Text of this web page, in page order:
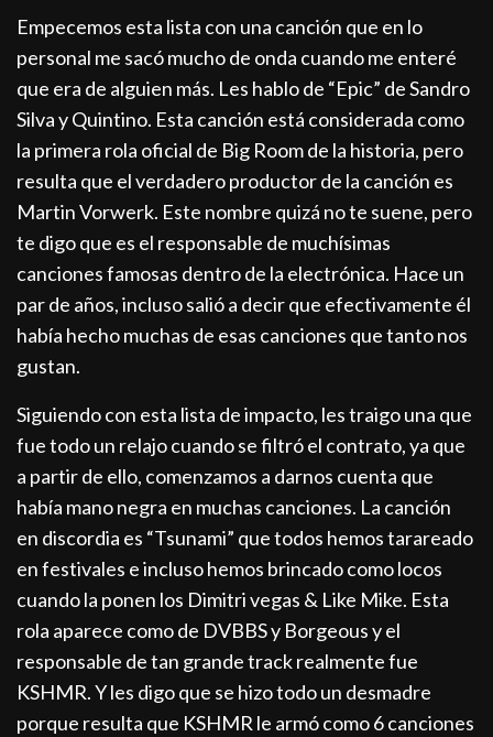
Empecemos esta lista con una canción que en lo
personal me sacó mucho de onda cuando me enteré
que era de alguien más. Les hablo de “Epic” de Sandro
Silva y Quintino. Esta canción está considerada como
la primera rola oficial de Big Room de la historia, pero
resulta que el verdadero productor de la canción es
Martin Vorwerk. Este nombre quizá no te suene, pero
te digo que es el responsable de muchísimas
canciones famosas dentro de la electrónica. Hace un
par de años, incluso salió a decir que efectivamente él
había hecho muchas de esas canciones que tanto nos
gustan.
Siguiendo con esta lista de impacto, les traigo una que
fue todo un relajo cuando se filtró el contrato, ya que
a partir de ello, comenzamos a darnos cuenta que
había mano negra en muchas canciones. La canción
en discordia es “Tsunami” que todos hemos tarareado
en festivales e incluso hemos brincado como locos
cuando la ponen los Dimitri vegas & Like Mike. Esta
rola aparece como de DVBBS y Borgeous y el
responsable de tan grande track realmente fue
KSHMR. Y les digo que se hizo todo un desmadre
porque resulta que KSHMR le armó como 6 canciones